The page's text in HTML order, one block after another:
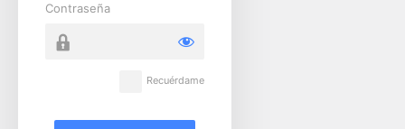
Contraseña
Recuérdame